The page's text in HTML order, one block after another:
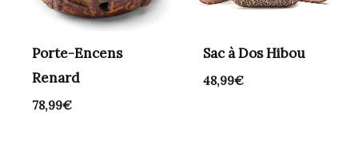
Porte-Encens
Renard
78,99€
Sac à Dos Hibou
48,99€